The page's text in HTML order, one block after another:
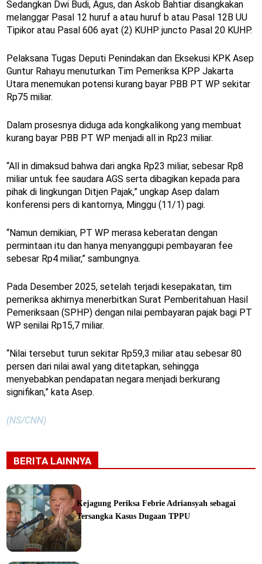
Sedangkan Dwi Budi, Agus, dan Askob Bahtiar disangkakan
melanggar Pasal 12 huruf a atau huruf b atau Pasal 12B UU
Tipikor atau Pasal 606 ayat (2) KUHP juncto Pasal 20 KUHP.
Pelaksana Tugas Deputi Penindakan dan Eksekusi KPK Asep
Guntur Rahayu menuturkan Tim Pemeriksa KPP Jakarta
Utara menemukan potensi kurang bayar PBB PT WP sekitar
Rp75 miliar.
Dalam prosesnya diduga ada kongkalikong yang membuat
kurang bayar PBB PT WP menjadi all in Rp23 miliar.
“All in dimaksud bahwa dari angka Rp23 miliar, sebesar Rp8
miliar untuk fee saudara AGS serta dibagikan kepada para
pihak di lingkungan Ditjen Pajak,” ungkap Asep dalam
konferensi pers di kantornya, Minggu (11/1) pagi.
“Namun demikian, PT WP merasa keberatan dengan
permintaan itu dan hanya menyanggupi pembayaran fee
sebesar Rp4 miliar,” sambungnya.
Pada Desember 2025, setelah terjadi kesepakatan, tim
pemeriksa akhirnya menerbitkan Surat Pemberitahuan Hasil
Pemeriksaan (SPHP) dengan nilai pembayaran pajak bagi PT
WP senilai Rp15,7 miliar.
“Nilai tersebut turun sekitar Rp59,3 miliar atau sebesar 80
persen dari nilai awal yang ditetapkan, sehingga
menyebabkan pendapatan negara menjadi berkurang
signifikan,” kata Asep.
(NS/CNN)
BERITA LAINNYA
Kejagung Periksa Febrie Adriansyah sebagai
Tersangka Kasus Dugaan TPPU